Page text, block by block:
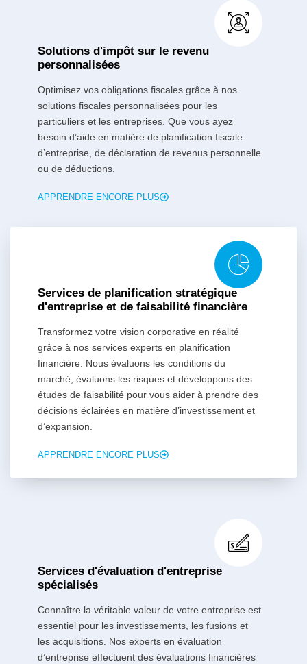
Solutions d'impôt sur le revenu
personnalisées
Optimisez vos obligations fiscales grâce à nos
solutions fiscales personnalisées pour les
particuliers et les entreprises. Que vous ayez
besoin d’aide en matière de planification fiscale
d’entreprise, de déclaration de revenus personnelle
ou de déductions.
APPRENDRE ENCORE PLUS
Services de planification stratégique
d'entreprise et de faisabilité financière
Transformez votre vision corporative en réalité
grâce à nos services experts en planification
financière. Nous évaluons les conditions du
marché, évaluons les risques et développons des
études de faisabilité pour vous aider à prendre des
décisions éclairées en matière d’investissement et
d’expansion.
APPRENDRE ENCORE PLUS
Services d'évaluation d'entreprise
spécialisés
Connaître la véritable valeur de votre entreprise est
essentiel pour les investissements, les fusions et
les acquisitions. Nos experts en évaluation
d’entreprise effectuent des évaluations financières